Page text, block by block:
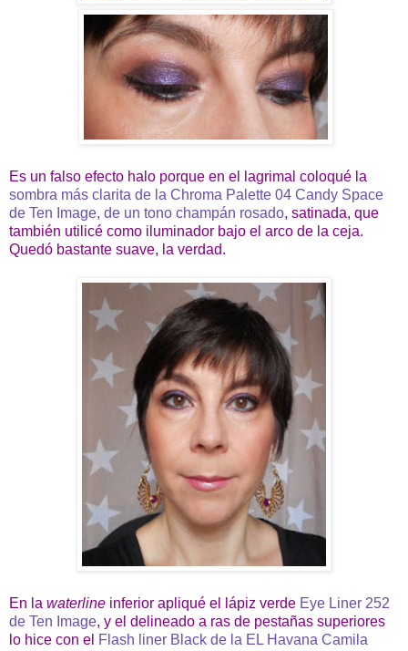
Es un falso efecto halo porque en el lagrimal coloqué la
sombra más clarita de la Chroma Palette 04 Candy Space
de Ten Image, de un tono champán rosado, satinada, que
también utilicé como iluminador bajo el arco de la ceja.
Quedó bastante suave, la verdad.
En la waterline inferior apliqué el lápiz verde Eye Liner 252
de Ten Image, y el delineado a ras de pestañas superiores
lo hice con el Flash liner Black de la EL Havana Camila